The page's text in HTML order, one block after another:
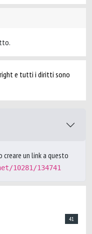
e tutti i diritti sono
un link a questo
10281/134741
41